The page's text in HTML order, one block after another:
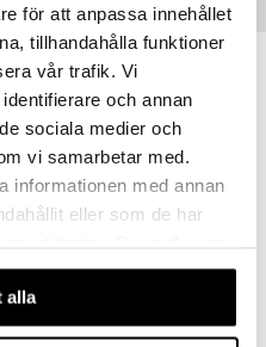
för att anpassa innehållet
tillhandahålla funktioner
vår trafik. Vi
och annan
sociala medier och
vi samarbetar med.
informationen med annan
eller som de har
av vår webbplats.
alla
VADECO